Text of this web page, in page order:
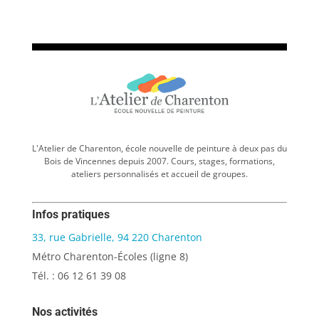
L'Atelier de Charenton, école nouvelle de peinture à deux pas du
Bois de Vincennes depuis 2007. Cours, stages, formations,
ateliers personnalisés et accueil de groupes.
Infos pratiques
33, rue Gabrielle, 94 220 Charenton
Métro Charenton-Écoles (ligne 8)
Tél. : 06 12 61 39 08
Nos activités